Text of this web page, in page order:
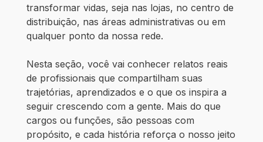
transformar vidas, seja nas lojas, no centro de
distribuição, nas áreas administrativas ou em
qualquer ponto da nossa rede.
Nesta seção, você vai conhecer relatos reais
de profissionais que compartilham suas
trajetórias, aprendizados e o que os inspira a
seguir crescendo com a gente. Mais do que
cargos ou funções, são pessoas com
propósito, e cada história reforça o nosso jeito